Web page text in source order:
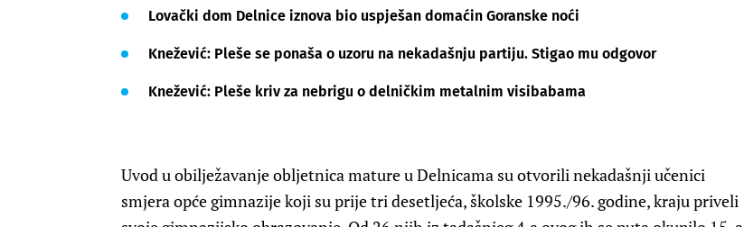
Lovački dom Delnice iznova bio uspješan domaćin Goranske noći
Knežević: Pleše se ponaša o uzoru na nekadašnju partiju. Stigao mu odgovor
Knežević: Pleše kriv za nebrigu o delničkim metalnim visibabama
Uvod u obilježavanje obljetnica mature u Delnicama su otvorili nekadašnji učenici
smjera opće gimnazije koji su prije tri desetljeća, školske 1995./96. godine, kraju priveli